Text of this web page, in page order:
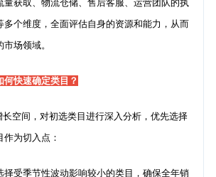
量获取、物流仓储、售后客服、运营团队的执
多个维度，全面评估自身的资源和能力，从而
场领域。
快速确定类目？
空间，对初选类目进行深入分析，优先选择
为切入点：
受季节性波动影响较小的类目，确保全年销